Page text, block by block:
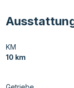
KM
10 km